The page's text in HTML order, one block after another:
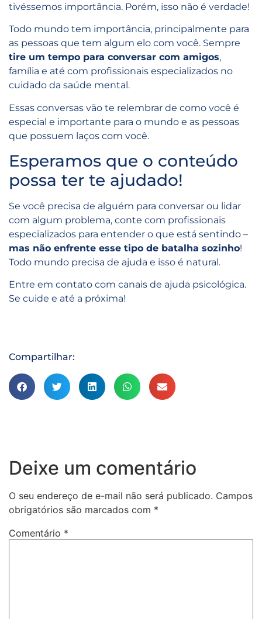
tivéssemos importância. Porém, isso não é verdade!
Todo mundo tem importância, principalmente para
as pessoas que tem algum elo com você. Sempre
tire um tempo para conversar com amigos,
família e até com profissionais especializados no
cuidado da saúde mental.
Essas conversas vão te relembrar de como você é
especial e importante para o mundo e as pessoas
que possuem laços com você.
Esperamos que o conteúdo
possa ter te ajudado!
Se você precisa de alguém para conversar ou lidar
com algum problema, conte com profissionais
especializados para entender o que está sentindo –
mas não enfrente esse tipo de batalha sozinho!
Todo mundo precisa de ajuda e isso é natural.
Entre em contato com canais de ajuda psicológica.
Se cuide e até a próxima!
Compartilhar:
Deixe um comentário
O seu endereço de e-mail não será publicado. Campos
obrigatórios são marcados com *
Comentário *